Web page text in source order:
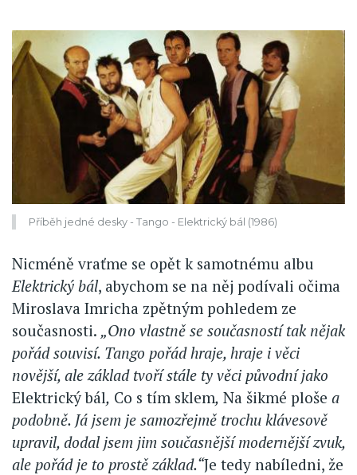
Příběh jedné desky - Tango - Elektrický bál (1986)
Nicméně vraťme se opět k samotnému albu
Elektrický bál, abychom se na něj podívali očima
Miroslava Imricha zpětným pohledem ze
současnosti. „Ono vlastně se současností tak nějak
pořád souvisí. Tango pořád hraje, hraje i věci
novější, ale základ tvoří stále ty věci původní jako
Elektrický bál, Co s tím sklem, Na šikmé ploše a
podobně. Já jsem je samozřejmě trochu klávesově
upravil, dodal jsem jim současnější modernější zvuk,
ale pořád je to prostě základ.“Je tedy nabíledni, že